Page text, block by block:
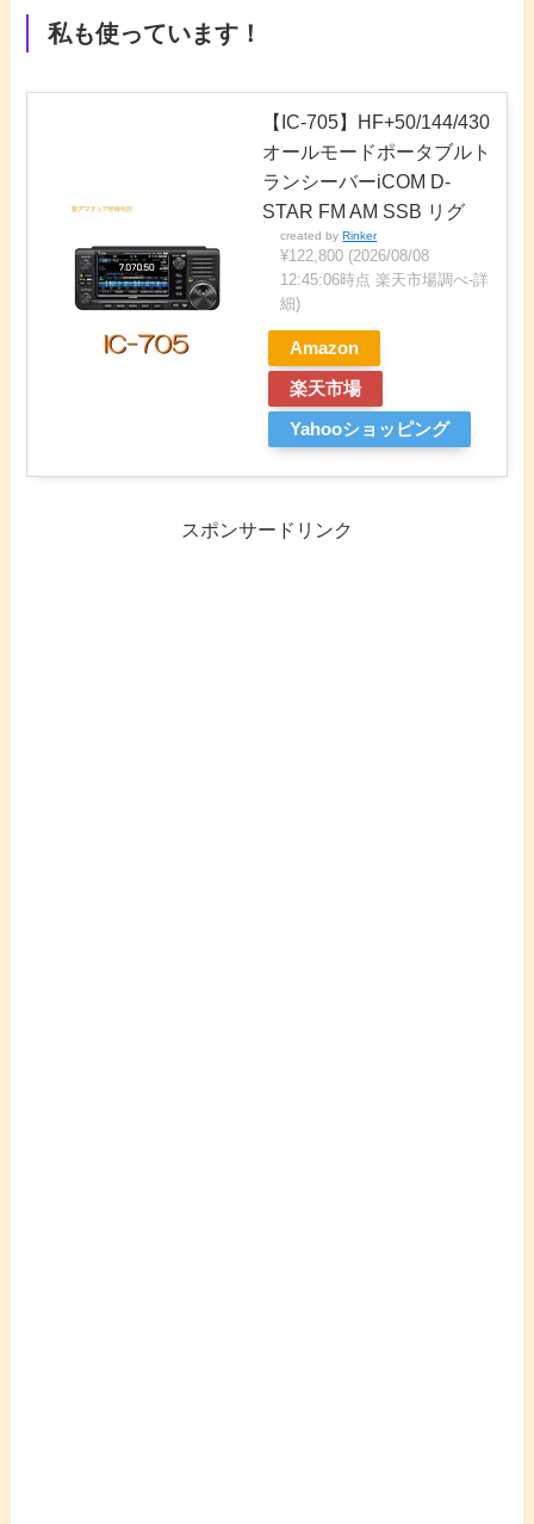
私も使っています！
【IC-705】HF+50/144/430
オールモードポータブルト
ランシーバーiCOM D-
STAR FM AM SSB リグ
created byRinker
¥122,800 (2026/08/08
12:45:06時点 楽天市場調べ-詳
細)
Amazon
楽天市場
Yahooショッピング
スポンサードリンク